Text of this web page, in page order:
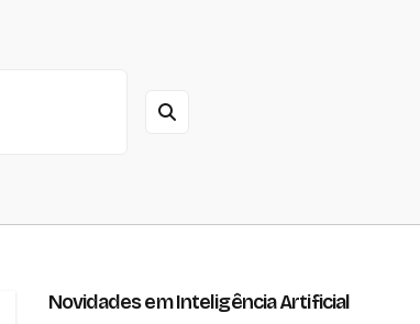
Novidades em Inteligência Artificial